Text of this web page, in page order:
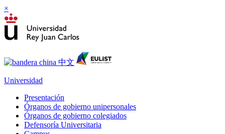
×
Universidad
Presentación
Órganos de gobierno unipersonales
Órganos de gobierno colegiados
Defensoría Universitaria